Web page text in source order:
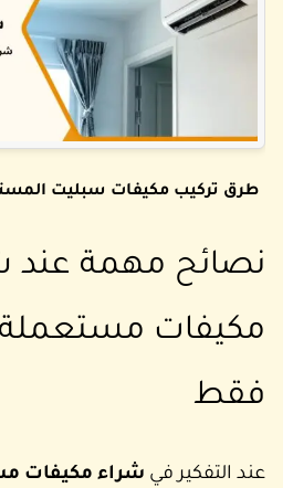
طرق تركيب مكيفات سبليت
نصائح مهمة عند
مكيفات
فقط
عند التفكير في شراء مكيفات